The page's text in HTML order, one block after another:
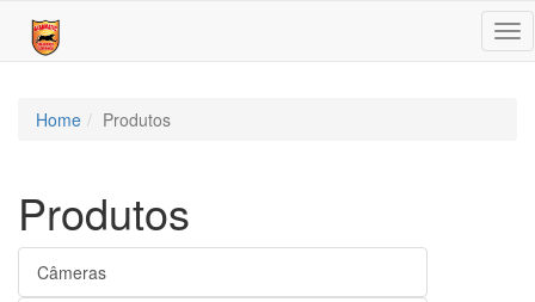
Home Produtos
Produtos
Câmeras